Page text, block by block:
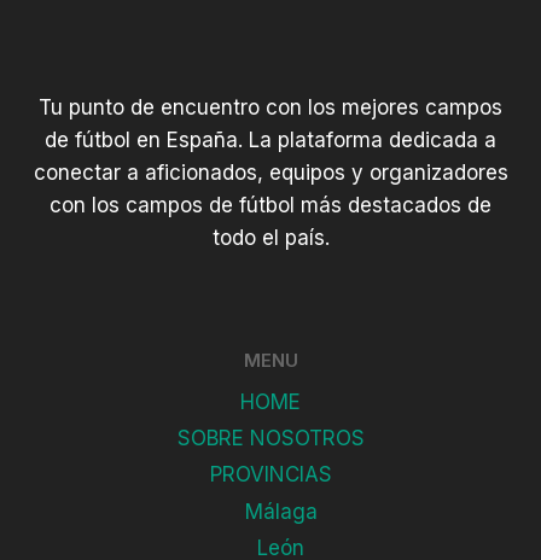
Tu punto de encuentro con los mejores campos
de fútbol en España. La plataforma dedicada a
conectar a aficionados, equipos y organizadores
con los campos de fútbol más destacados de
todo el país.
MENU
HOME
SOBRE NOSOTROS
PROVINCIAS
Málaga
León